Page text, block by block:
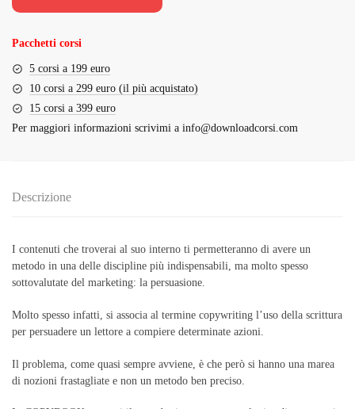
Pacchetti corsi
5 corsi a 199 euro
10 corsi a 299 euro (il più acquistato)
15 corsi a 399 euro
Per maggiori informazioni scrivimi a info@downloadcorsi.com
Descrizione
I contenuti che troverai al suo interno ti permetteranno di avere un
metodo in una delle discipline più indispensabili, ma molto spesso
sottovalutate del marketing: la persuasione.
Molto spesso infatti, si associa al termine copywriting l’uso della scrittura
per persuadere un lettore a compiere determinate azioni.
Il problema, come quasi sempre avviene, è che però si hanno una marea
di nozioni frastagliate e non un metodo ben preciso.